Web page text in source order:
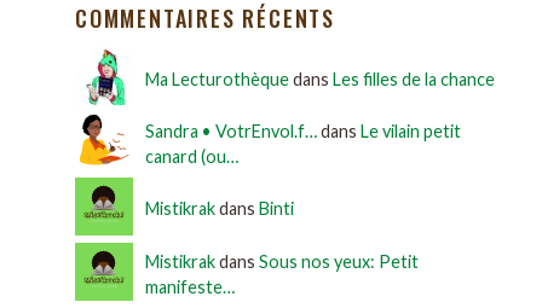
COMMENTAIRES RÉCENTS
Ma Lecturothèquedans Les filles de la chance
Sandra • VotrEnvol.f…dans Le vilain petit
canard (ou…
Mistikrakdans Binti
Mistikrakdans Sous nos yeux: Petit
manifeste…